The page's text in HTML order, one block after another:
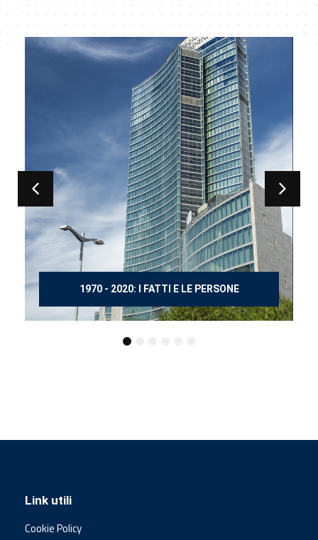
150 ANNI DOPO MANZONI
Link utili
Cookie Policy